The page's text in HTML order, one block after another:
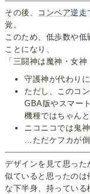
その後、 コンベア逆走
覚。
このため、低歩数や
ことになり、
「三闘神は魔神・女神
守護神が代わり
ただし、このコ
GBA版やスマー
機種ではちゃん
ニコニコでは鬼
…ただケフカが
デザインを見て思っ
似ていると思ったの
な下半身、持ってい